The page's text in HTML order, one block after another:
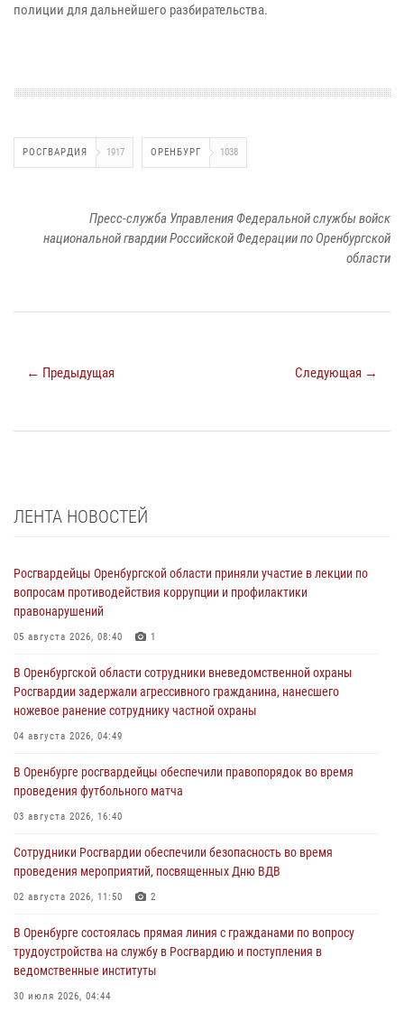
полиции для дальнейшего разбирательства.
РОСГВАРДИЯ 1917 ОРЕНБУРГ 1038
Пресс-служба Управления Федеральной службы войск
национальной гвардии Российской Федерации по Оренбургской
области
← Предыдущая Следующая →
ЛЕНТА НОВОСТЕЙ
Росгвардейцы Оренбургской области приняли участие в лекции по
вопросам противодействия коррупции и профилактики
правонарушений
05 августа 2026, 08:40 1
В Оренбургской области сотрудники вневедомственной охраны
Росгвардии задержали агрессивного гражданина, нанесшего
ножевое ранение сотруднику частной охраны
04 августа 2026, 04:49
В Оренбурге росгвардейцы обеспечили правопорядок во время
проведения футбольного матча
03 августа 2026, 16:40
Сотрудники Росгвардии обеспечили безопасность во время
проведения мероприятий, посвященных Дню ВДВ
02 августа 2026, 11:50 2
В Оренбурге состоялась прямая линия с гражданами по вопросу
трудоустройства на службу в Росгвардию и поступления в
ведомственные институты
30 июля 2026, 04:44